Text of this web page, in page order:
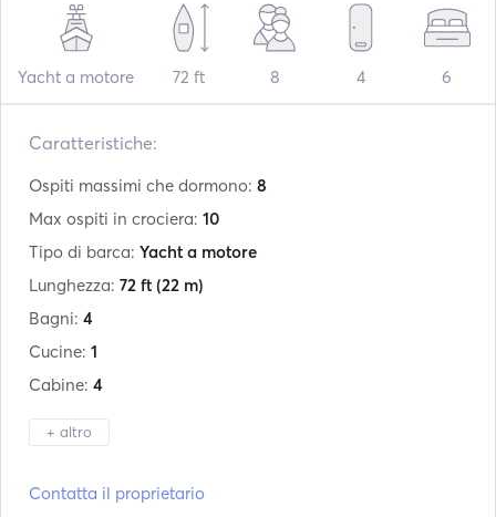
Yacht a motore 72 ft 8 4 6
Caratteristiche:
Ospiti massimi che dormono: 8
Max ospiti in crociera: 10
Tipo di barca: Yacht a motore
Lunghezza: 72 ft (22 m)
Bagni: 4
Cucine: 1
Cabine: 4
+ altro
Contatta il proprietario